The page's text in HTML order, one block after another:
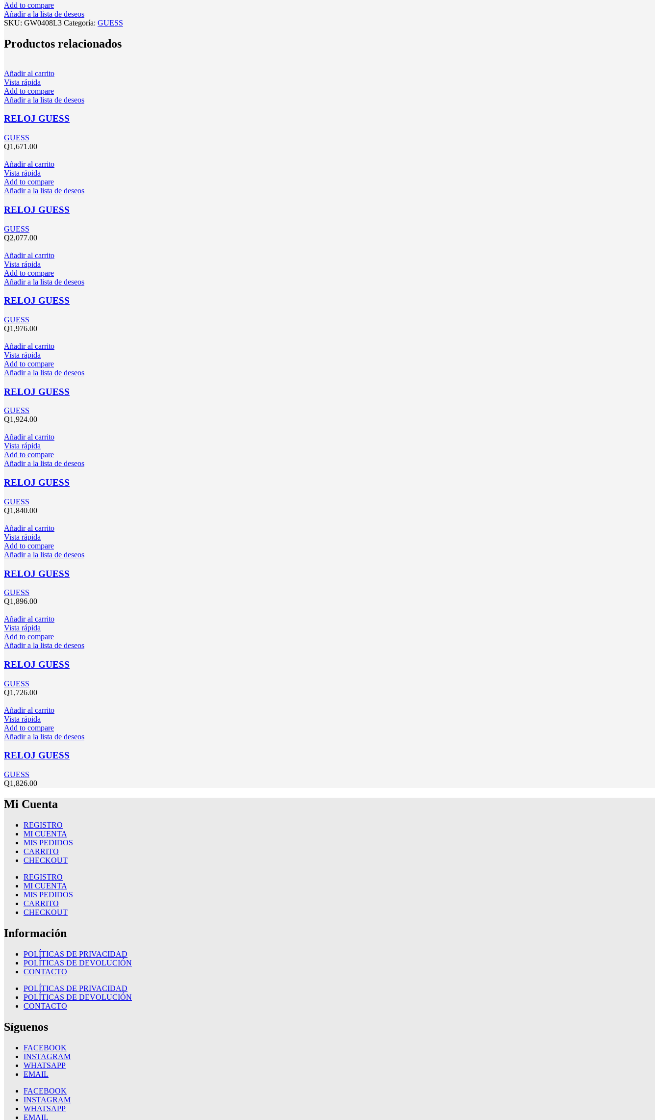
Add to compare
Añadir a la lista de deseos
SKU: GW0408L3 Categoría: GUESS
Productos relacionados
Añadir al carrito
Vista rápida
Add to compare
Añadir a la lista de deseos
RELOJ GUESS
GUESS
Q1,671.00
Añadir al carrito
Vista rápida
Add to compare
Añadir a la lista de deseos
RELOJ GUESS
GUESS
Q2,077.00
Añadir al carrito
Vista rápida
Add to compare
Añadir a la lista de deseos
RELOJ GUESS
GUESS
Q1,976.00
Añadir al carrito
Vista rápida
Add to compare
Añadir a la lista de deseos
RELOJ GUESS
GUESS
Q1,924.00
Añadir al carrito
Vista rápida
Add to compare
Añadir a la lista de deseos
RELOJ GUESS
GUESS
Q1,840.00
Añadir al carrito
Vista rápida
Add to compare
Añadir a la lista de deseos
RELOJ GUESS
GUESS
Q1,896.00
Añadir al carrito
Vista rápida
Add to compare
Añadir a la lista de deseos
RELOJ GUESS
GUESS
Q1,726.00
Añadir al carrito
Vista rápida
Add to compare
Añadir a la lista de deseos
RELOJ GUESS
GUESS
Q1,826.00
Mi Cuenta
REGISTRO
MI CUENTA
MIS PEDIDOS
CARRITO
CHECKOUT
REGISTRO
MI CUENTA
MIS PEDIDOS
CARRITO
CHECKOUT
Información
POLÍTICAS DE PRIVACIDAD
POLÍTICAS DE DEVOLUCIÓN
CONTACTO
POLÍTICAS DE PRIVACIDAD
POLÍTICAS DE DEVOLUCIÓN
CONTACTO
Síguenos
FACEBOOK
INSTAGRAM
WHATSAPP
EMAIL
FACEBOOK
INSTAGRAM
WHATSAPP
EMAIL